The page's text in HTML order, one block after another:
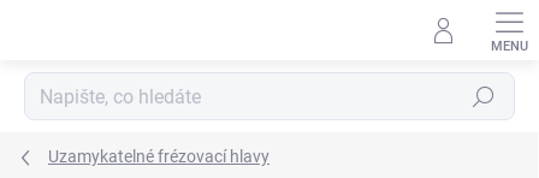
Hledat
Uzamykatelné frézovací hlavy